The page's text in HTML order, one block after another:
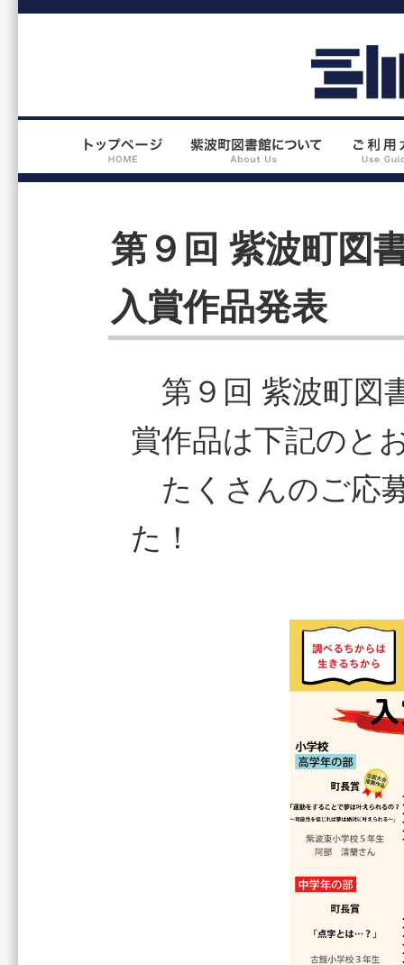
第９回 紫波町図
入賞作品発表
第９回 紫波町図
賞作品は下記のと
たくさんのご応
た！